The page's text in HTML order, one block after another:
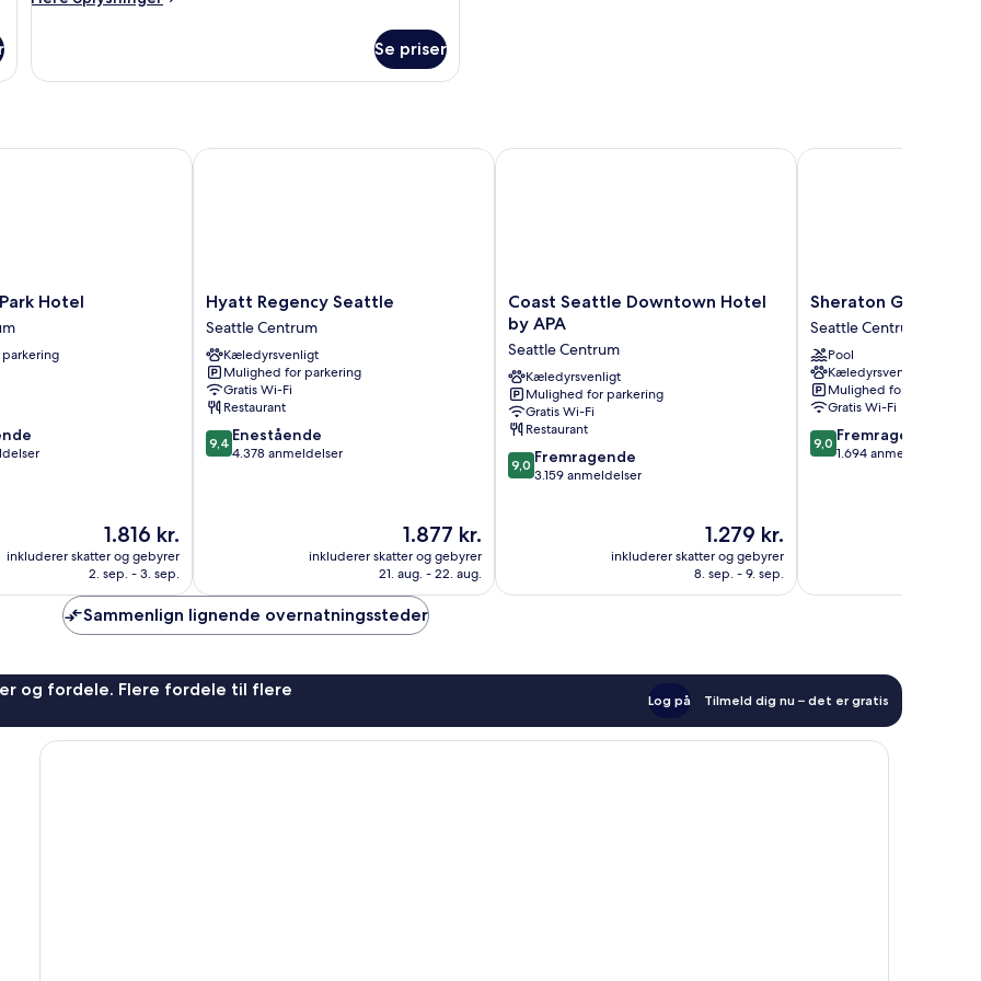
værelse
senge
Se priser
Hotel
Prisen
er
1.816 kr.
1.816 kr.
inkluderer skatter og gebyrer
2. sep. - 3. sep.
Hotel
Hyatt
Regency
Seattle
Seattle
Centrum
Hyatt Regency Seattle
Seattle Centrum
Kæledyrsvenligt
Mulighed for parkering
Gratis Wi-Fi
Restaurant
9.4
ud
9,4 Enestående
4.378 anmeldelser
Prisen
er
1.877 kr.
1.877 kr.
inkluderer skatter og gebyrer
21. aug. - 22. aug.
Hyatt Regency Seattle
Coast
Seattle
Downtown
Hotel
by
APA
Seattle
Centrum
Coast Seattle Downtown Hotel
by APA
Seattle Centrum
Kæledyrsvenligt
Mulighed for parkering
Gratis Wi-Fi
Restaurant
9.0
ud
9,0 Fremragende
3.159 anmeldelser
Prisen
er
1.279 kr.
1.279 kr.
inkluderer skatter og gebyrer
8. sep. - 9. sep.
Coast Seattle Downtown Hotel by APA
Sheraton
Grand
Seattle
Seattle
Centrum
Sheraton Grand
Seattle Centrum
Pool
Kæledyrsvenligt
Mulighed for parkering
Gratis Wi-Fi
9.0
ud
9,0 Fremragende
1.694 anmeldelser
Sheraton Grand
Sammenlign lignende overnatningssteder
og fordele. Flere fordele til flere
Log på Tilmeld dig nu – det er gratis